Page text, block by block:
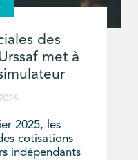
des
met à
2025, les
cotisations
indépendants